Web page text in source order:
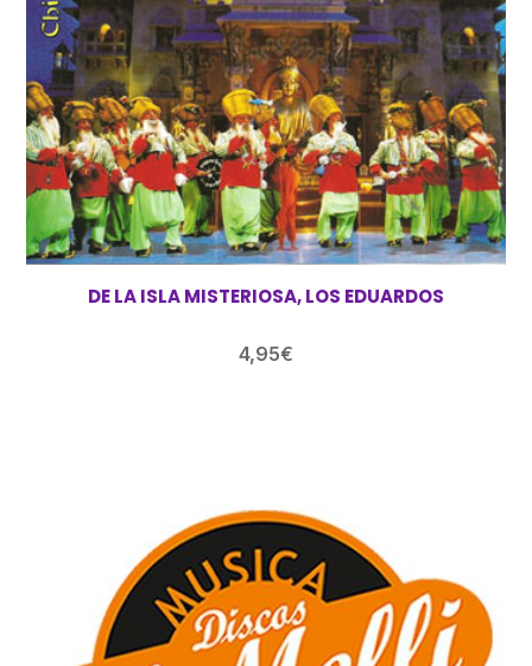
DE LA ISLA MISTERIOSA, LOS EDUARDOS
4,95€